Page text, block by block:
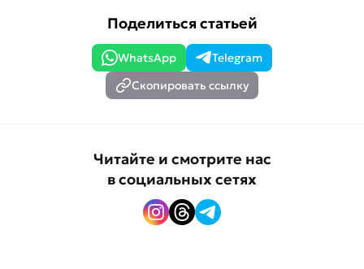
Поделиться статьей
WhatsApp
Telegram
Скопировать ссылку
Читайте и смотрите нас
в социальных сетях